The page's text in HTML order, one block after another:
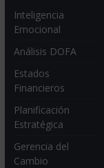
Inteligencia
Emocional
Análisis DOFA
Estados
Financieros
Planificación
Estratégica
Gerencia del
Cambio